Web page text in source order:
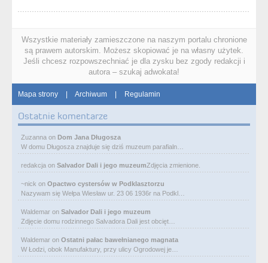
Wszystkie materiały zamieszczone na naszym portalu chronione
są prawem autorskim. Możesz skopiować je na własny użytek.
Jeśli chcesz rozpowszechniać je dla zysku bez zgody redakcji i
autora – szukaj adwokata!
Mapa strony | Archiwum | Regulamin
Ostatnie komentarze
Zuzanna on Dom Jana Długosza
W domu Długosza znajduje się dziś muzeum parafialn…
redakcja on Salvador Dali i jego muzeumZdjęcia zmienione.
~nick on Opactwo cystersów w Podklasztorzu
Nazywam się Wełpa Wiesław ur. 23 06 1936r na Podkl…
Waldemar on Salvador Dali i jego muzeum
Zdjęcie domu rodzinnego Salvadora Dali jest obcięt…
Waldemar on Ostatni pałac bawełnianego magnata
W Łodzi, obok Manufaktury, przy ulicy Ogrodowej je…